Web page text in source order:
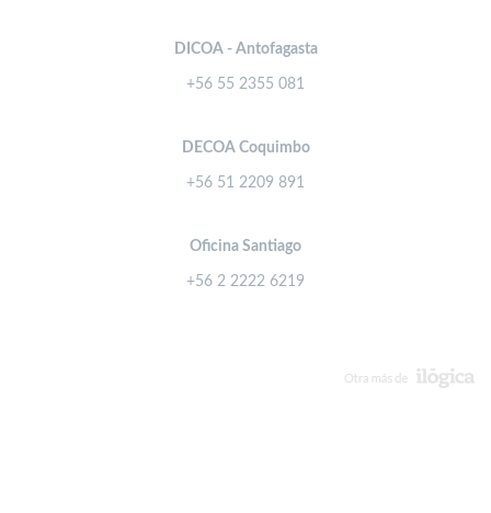
DICOA - Antofagasta
+56 55 2355 081
DECOA Coquimbo
+56 51 2209 891
Oficina Santiago
+56 2 2222 6219